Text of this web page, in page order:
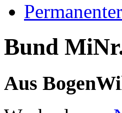
Bund
Aus